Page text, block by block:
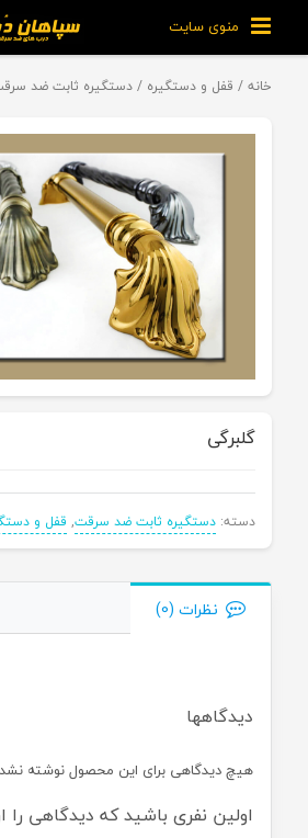
منوی سایت
خانه/ قفل و دستگیره /دستگیره ثابت ضد
گلبرگی
دسته: دستگیره ثابت ضد سرقت, قفل و
نظرات (0)
دیدگاهها
هیچ دیدگاهی برای این محصول نوشته
اولین نفری باشید که دیدگاهی